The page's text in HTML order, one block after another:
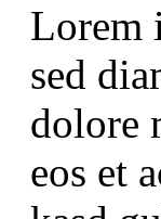
Lorem
sed
dolore
eos et